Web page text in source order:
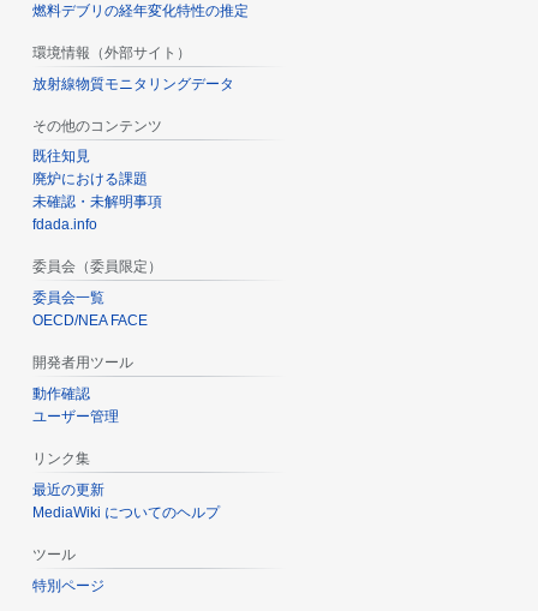
燃料デブリの経年変化特性の推定
環境情報（外部サイト）
放射線物質モニタリングデータ
その他のコンテンツ
既往知見
廃炉における課題
未確認・未解明事項
fdada.info
委員会（委員限定）
委員会一覧
OECD/NEA FACE
開発者用ツール
動作確認
ユーザー管理
リンク集
最近の更新
MediaWiki についてのヘルプ
ツール
特別ページ